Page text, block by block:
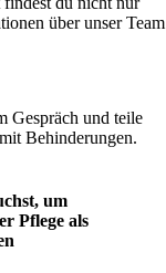
über unser Team
Gespräch und teile
Behinderungen.
um
Pflege als